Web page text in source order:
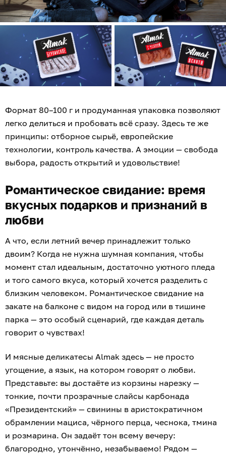
Формат 80–100 г и продуманная упаковка позволяют
легко делиться и пробовать всё сразу. Здесь те же
принципы: отборное сырьё, европейские
технологии, контроль качества. А эмоции — свобода
выбора, радость открытий и удовольствие!
Романтическое свидание: время
вкусных подарков и признаний в
любви
А что, если летний вечер принадлежит только
двоим? Когда не нужна шумная компания, чтобы
момент стал идеальным, достаточно уютного пледа
и того самого вкуса, который хочется разделить с
близким человеком. Романтическое свидание на
закате на балконе с видом на город или в тишине
парка — это особый сценарий, где каждая деталь
говорит о чувствах!
И мясные деликатесы Almak здесь — не просто
угощение, а язык, на котором говорят о любви.
Представьте: вы достаёте из корзины нарезку —
тонкие, почти прозрачные слайсы карбонада
«Президентский» — свинины в аристократичном
обрамлении мациса, чёрного перца, чеснока, тмина
и розмарина. Он задаёт тон всему вечеру:
благородно, утончённо, незабываемо! Рядом —